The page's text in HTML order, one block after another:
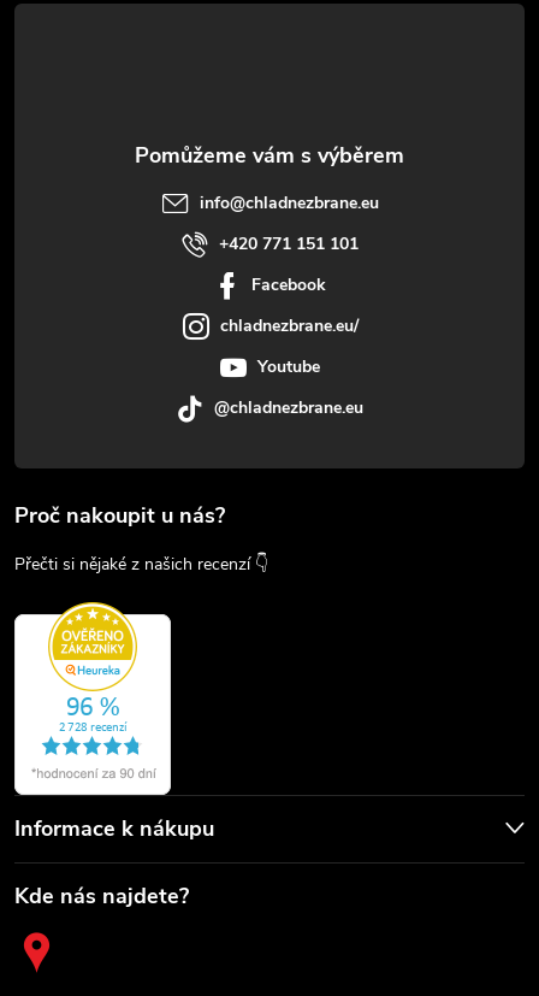
info@chladnezbrane.eu
+420 771 151 101
Facebook
chladnezbrane.eu/
Youtube
@chladnezbrane.eu
Proč nakoupit u nás?
Přečti si nějaké z našich recenzí 👇
Informace k nákupu
Kde nás najdete?